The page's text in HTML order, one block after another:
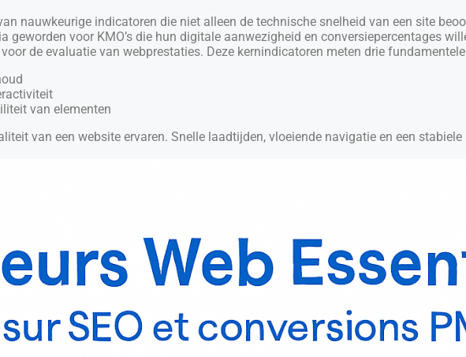
nauwkeurige indicatoren die niet alleen de technische snelheid van een site
geworden voor KMO’s die hun digitale aanwezigheid en conversiepercentages
de evaluatie van webprestaties. Deze kernindicatoren meten drie
van elementen
van een website ervaren. Snelle laadtijden, vloeiende navigatie en een